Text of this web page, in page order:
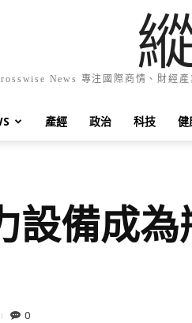
News 專注國際商情、財經
產經 政治 科技 健
設備成
0